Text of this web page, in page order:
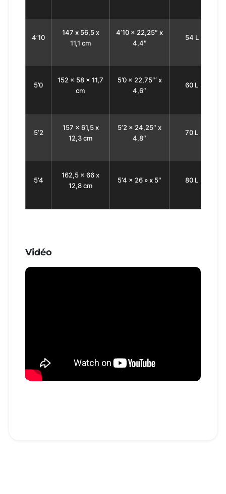
4’10
147 х 56,5 x
11,1 сm
4’10 x 22,25″ x
4,4″
54 L
5’0
152 x 58 x 11,7
cm
5’0 x 22,75″‘ x
4,6″
60 L
5’2
157 x 61,5 x
12,3 cm
5’2 x 24,25″ x
4,8″
70 L
5’4
162,5 x 66 x
12,8 cm
5’4 x 26 » x 5″ 80 L
Vidéo